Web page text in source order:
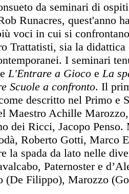
da seminari di
Runacres, quest'anno
voci in cui si
Trattatisti, sia la didattica
I seminari
L'Entrare a Gioco eLa
Scuole a confronto. Il
descritto nel Primo e
Maestro Achille
dei Ricci, Jacopo Penso.
Roberto Gotti, Marco
la spada da lato nelle
Paternoster e
(De Filippo), Marozzo